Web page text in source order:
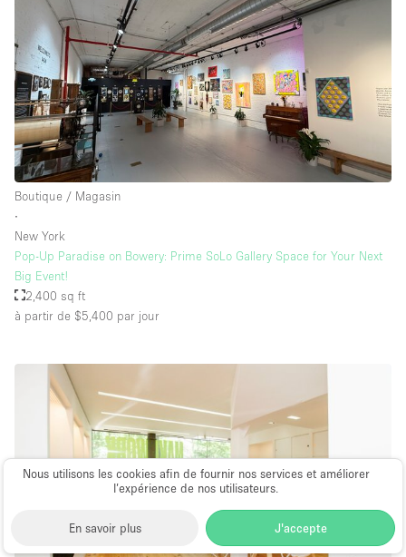
Nous utilisons les cookies afin de fournir nos services et améliorer
l’expérience de nos utilisateurs.
En savoir plus J'accepte
Boutique / Magasin
∙
New York
Pop-Up Paradise on Bowery: Prime SoLo Gallery Space for Your Next
Big Event!
2,400 sq ft
à partir de $5,400 par jour